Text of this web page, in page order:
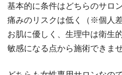
基本的に条件はどちらのサロ
痛みのリスクは低く（※個人差
お肌に優しく、生理中は衛生
敏感になる点から施術できませ